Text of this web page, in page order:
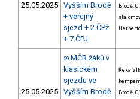
25.05.2025 Vyšším Brodě
+ veřejný
sjezd + 2.ČPž
+ 7.ČPJ
Brodě.
25.05.2025
59 MČR žáků v
klasickém
sjezdu ve
Vyšším Brodě
Řeka
Brodě.